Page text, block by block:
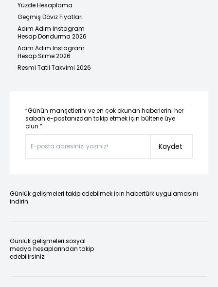
Yüzde Hesaplama
Geçmiş Döviz Fiyatları
Adım Adım Instagram
Hesap Dondurma 2026
Adım Adım Instagram
Hesap Silme 2026
Resmi Tatil Takvimi 2026
“Günün manşetlerini ve en çok okunan haberlerini her
sabah e-postanızdan takip etmek için bültene üye
olun.”
Kaydet
Günlük gelişmeleri takip edebilmek için habertürk uygulamasını
indirin
Günlük gelişmeleri sosyal
medya hesaplarından takip
edebilirsiniz.